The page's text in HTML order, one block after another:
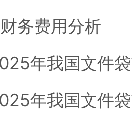
务费用分析
年我国文件
年我国文件